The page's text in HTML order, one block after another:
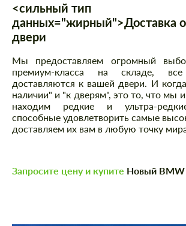
<сильный тип
данных="жирный">Доставка
двери
Мы предоставляем огромный
премиум-класса на складе,
доставляются к вашей двери. И
наличии" и "к дверям", это то, что мы
находим редкие и ультра-
способные удовлетворить самые
доставляем их вам в любую точку
Запросите цену и купите Новый BMW